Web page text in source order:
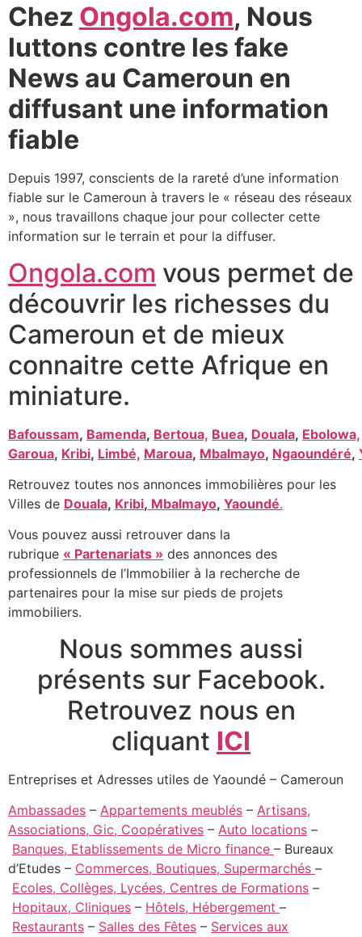
Chez Ongola.com, Nous
luttons contre les fake
News au Cameroun en
diffusant une information
fiable
Depuis 1997, conscients de la rareté d’une information
fiable sur le Cameroun à travers le « réseau des réseaux
», nous travaillons chaque jour pour collecter cette
information sur le terrain et pour la diffuser.
Ongola.com vous permet de
découvrir les richesses du
Cameroun et de mieux
connaitre cette Afrique en
miniature.
Bafoussam, Bamenda, Bertoua, Buea, Douala, Ebolowa,
Garoua, Kribi, Limbé, Maroua, Mbalmayo, Ngaoundéré,
Retrouvez toutes nos annonces immobilières pour les
Villes de Douala, Kribi, Mbalmayo, Yaoundé.
Vous pouvez aussi retrouver dans la
rubrique « Partenariats » des annonces des
professionnels de l’Immobilier à la recherche de
partenaires pour la mise sur pieds de projets
immobiliers.
Nous sommes aussi
présents sur Facebook.
Retrouvez nous en
cliquant ICI
Entreprises et Adresses utiles de Yaoundé – Cameroun
Ambassades – Appartements meublés – Artisans,
Associations, Gic, Coopératives – Auto locations –
Banques, Etablissements de Micro finance – Bureaux
d’Etudes – Commerces, Boutiques, Supermarchés –
Ecoles, Collèges, Lycées, Centres de Formations –
Hopitaux, Cliniques – Hôtels, Hébergement –
Restaurants – Salles des Fêtes – Services aux